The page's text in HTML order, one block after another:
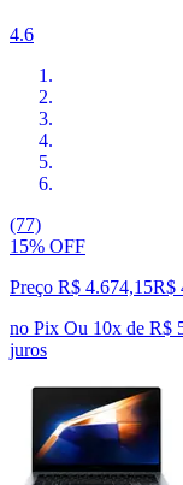
4.6
(77)
15% OFF
Preço R$ 4.674,15R$
no Pix Ou 10x de R$
juros